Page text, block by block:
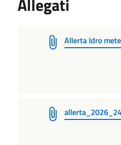
Allegati
Allerta Idro